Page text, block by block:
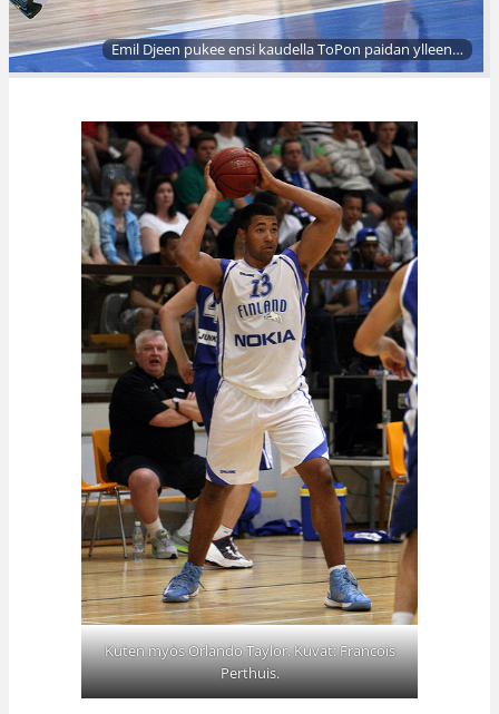
Emil Djeen pukee ensi kaudella ToPon paidan ylleen…
Kuten myös Orlando Taylor. Kuvat: Francois
Perthuis.